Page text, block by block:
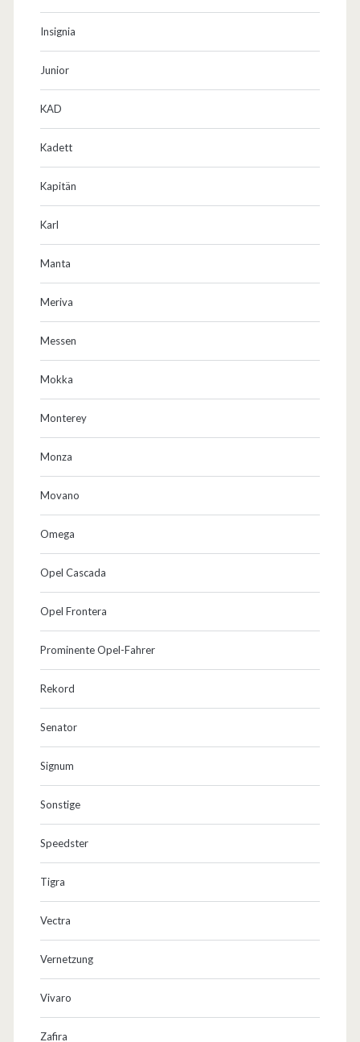
Insignia
Junior
KAD
Kadett
Kapitän
Karl
Manta
Meriva
Messen
Mokka
Monterey
Monza
Movano
Omega
Opel Cascada
Opel Frontera
Prominente Opel-Fahrer
Rekord
Senator
Signum
Sonstige
Speedster
Tigra
Vectra
Vernetzung
Vivaro
Zafira